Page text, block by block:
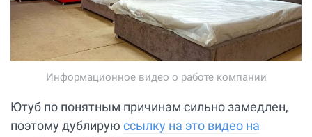
Информационное видео о работе компании
Ютуб по понятным причинам сильно замедлен,
поэтому дублирую ссылку на это видео на